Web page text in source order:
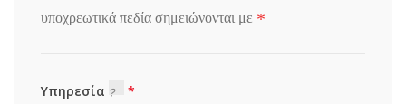
υποχρεωτικά πεδία σημειώνονται με *
Υπηρεσία